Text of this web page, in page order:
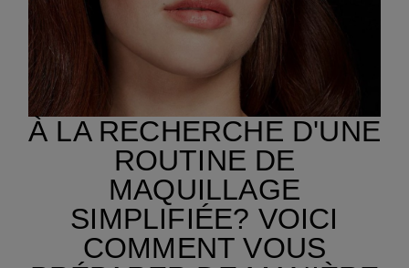
À LA RECHERCHE D'UNE
ROUTINE DE
MAQUILLAGE
SIMPLIFIÉE? VOICI
COMMENT VOUS